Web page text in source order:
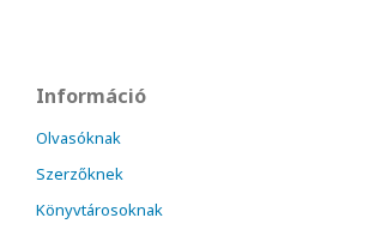
Információ
Olvasóknak
Szerzőknek
Könyvtárosoknak